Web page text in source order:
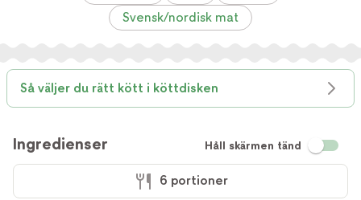
Svensk/nordisk mat
Så väljer du rätt kött i köttdisken
Ingredienser Håll skärmen tänd
6 portioner